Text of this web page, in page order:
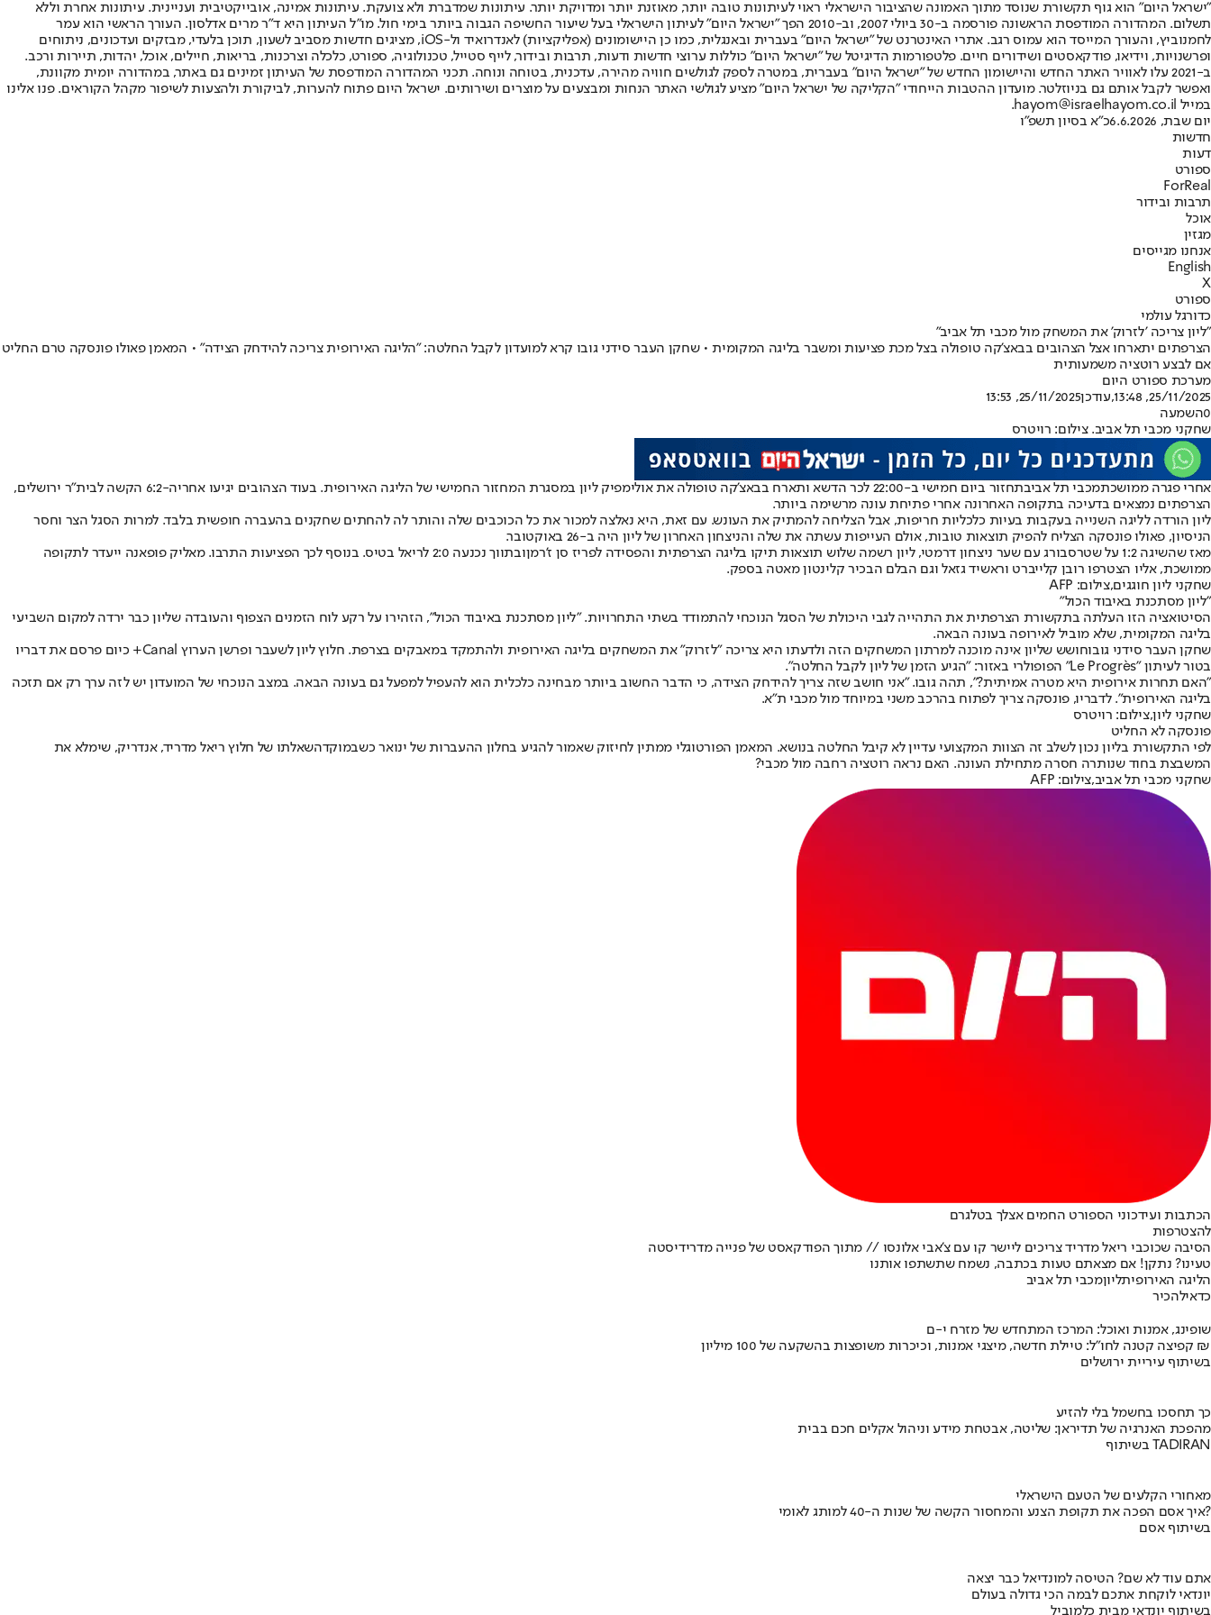
"ישראל היום" הוא גוף תקשורת שנוסד מתוך האמונה שהציבור הישראלי ראוי לעיתונות טובה יותר, מאוזנת יותר ומדויקת יותר. עיתונות שמדברת ולא צועקת. עיתונות אמינה, אובייקטיבית ועניינית. עיתונות אחרת וללא
תשלום. המהדורה המודפסת הראשונה פורסמה ב-30 ביולי 2007, וב-2010 הפך "ישראל היום" לעיתון הישראלי בעל שיעור החשיפה הגבוה ביותר בימי חול. מו"ל העיתון היא ד"ר מרים אדלסון. העורך הראשי הוא עמר
לחמנוביץ, והעורך המייסד הוא עמוס רגב. אתרי האינטרנט של "ישראל היום" בעברית ובאנגלית, כמו כן היישומונים (אפליקציות) לאנדרואיד ול-iOS, מציגים חדשות מסביב לשעון, תוכן בלעדי, מבזקים ועדכונים, ניתוחים
ופרשנויות, וידיאו, פודקאסטים ושידורים חיים. פלטפורמות הדיגיטל של "ישראל היום" כוללות ערוצי חדשות ודעות, תרבות ובידור, לייף סטייל, טכנולוגיה, ספורט, כלכלה וצרכנות, בריאות, חיילים, אוכל, יהדות, תיירות ורכב.
ב-2021 עלו לאוויר האתר החדש והיישומון החדש של "ישראל היום" בעברית, במטרה לספק לגולשים חוויה מהירה, עדכנית, בטוחה ונוחה. תכני המהדורה המודפסת של העיתון זמינים גם באתר, במהדורה יומית מקוונת,
ואפשר לקבל אותם גם בניוזלטר. מועדון ההטבות הייחודי "הקליקה של ישראל היום" מציע לגולשי האתר הנחות ומבצעים על מוצרים ושירותים. ישראל היום פתוח להערות, לביקורת ולהצעות לשיפור מקהל הקוראים. פנו אלינו
במייל hayom@israelhayom.co.il.
יום שבת, 6.6.2026
כ"א בסיון תשפ"ו
חדשות
דעות
ספורט
ForReal
תרבות ובידור
אוכל
מגזין
אנחנו מגייסים
English
X
ספורט
כדורגל עולמי
"ליון צריכה 'לזרוק' את המשחק מול מכבי תל אביב"
הצרפתים יתארחו אצל הצהובים בבאצ'קה טופולה בצל מכת פציעות ומשבר בליגה המקומית • שחקן העבר סידני גובו קרא למועדון לקבל החלטה: "הליגה האירופית צריכה להידחק הצידה" • המאמן פאולו פונסקה טרם החליט
אם לבצע רוטציה משמעותית
מערכת ספורט היום
25/11/2025, 13:48
,עודכן25/11/2025, 13:53
0השמעה
שחקני מכבי תל אביב. צילום: רויטרס
אחרי פגרה ממושכתמכבי תל אביבתחזור ביום חמישי ב-22:00 לכר הדשא ותארח בבאצ'קה טופולה את אולימפיק ליון במסגרת המחזור החמישי של הליגה האירופית. בעוד הצהובים יגיעו אחרי ה-6:2 הקשה לבית"ר ירושלים
,
הצרפתים נמצאים בדעיכה בתקופה האחרונה אחרי פתיחת עונה מרשימה ביותר.
ליון הורדה לליגה השנייה בעקבות בעיות כלכליות חריפות, אבל הצליחה להמתיק את העונש. עם זאת, היא נאלצה למכור את כל הכוכבים שלה והותר לה להחתים שחקנים בהעברה חופשית בלבד. למרות הסגל הצר וחסר
הניסיון, פאולו פונסקה הצליח להפיק תוצאות טובות, אולם העייפות עשתה את שלה והניצחון האחרון של ליון היה ב-26 באוקטובר.
מאז שהשיגה 1:2 על שטרסבורג עם שער ניצחון דרמטי, ליון רשמה שלוש תוצאות תיקו בליגה הצרפתית והפסידה ל
פריז סן ז'רמן
ובתווך נכנעה 2:0 לריאל בטיס. בנוסף לכך הפציעות התרבו. מאליק פופאנה ייעדר לתקופה
ממושכת, אליו הצטרפו רובן קלייברט וראשיד גזאל וגם הבלם הבכיר קלינטון מאטה בספק.
שחקני ליון חוגגים,צילום: AFP
"ליון מסתכנת באיבוד הכול"
הסיטואציה הזו העלתה בתקשורת הצרפתית את התהייה לגבי היכולת של הסגל הנוכחי להתמודד בשתי התחרויות. "ליון מסתכנת באיבוד הכול", הזהירו על רקע לוח הזמנים הצפוף והעובדה שליון כבר ירדה למקום השביעי
בליגה המקומית, שלא מוביל לאירופה בעונה הבאה.
שחקן העבר סידני גובו
חושש שליון אינה מוכנה למרתון המשחקים הזה ולדעתו היא צריכה "לזרוק" את המשחקים בליגה האירופית ולהתמקד במאבקים בצרפת. חלוץ ליון לשעבר ופרשן הערוץ Canal+ כיום פרסם את דבריו
בטור לעיתון "Le Progrès" הפופולרי באזור: "הגיע הזמן של ליון לקבל החלטה".
"האם תחרות אירופית היא מטרה אמיתית?", תהה גובו. "אני חושב שזה צריך להידחק הצידה, כי הדבר החשוב ביותר מבחינה כלכלית הוא להעפיל למפעל גם בעונה הבאה. במצב הנוכחי של המועדון יש לזה ערך רק אם תזכה
בליגה האירופית". לדבריו, פונסקה צריך לפתוח בהרכב משני במיוחד מול מכבי ת"א.
שחקני ליון,צילום: רויטרס
פונסקה לא החליט
לפי התקשורת בליון נכון לשלב זה הצוות המקצועי עדיין לא קיבל החלטה בנושא. המאמן הפורטוגלי ממתין לחיזוק שאמור להגיע בחלון ההעברות של ינואר כשבמוקדהשאלתו של חלוץ ריאל מדריד, אנדריק, שימלא את
המשבצת בחוד שנותרה חסרה מתחילת העונה. האם נראה רוטציה רחבה מול מכבי?
שחקני מכבי תל אביב,צילום: AFP
הכתבות ועידכוני הספורט החמים אצלך בטלגרם
להצטרפות
הסיבה שכוכבי ריאל מדריד צריכים ליישר קו עם צ'אבי אלונסו // מתוך הפודקאסט של פנייה מדרידיסטה
טעינו? נתקן! אם מצאתם טעות בכתבה, נשמח שתשתפו אותנו
הליגה האירופיתליוןמכבי תל אביב
כדאילהכיר
שופינג, אמנות ואוכל: המרכז המתחדש של מזרח י-ם
קפיצה קטנה לחו"ל: טיילת חדשה, מיצגי אמנות, וכיכרות משופצות בהשקעה של 100 מיליון ₪
בשיתוף עיריית ירושלים
כך תחסכו בחשמל בלי להזיע
מהפכת האנרגיה של תדיראן: שליטה, אבטחת מידע וניהול אקלים חכם בבית
בשיתוף TADIRAN
מאחורי הקלעים של הטעם הישראלי
איך אסם הפכה את תקופת הצנע והמחסור הקשה של שנות ה-40 למותג לאומי?
בשיתוף אסם
אתם עוד לא שם? הטיסה למונדיאל כבר יצאה
יונדאי לוקחת אתכם לבמה הכי גדולה בעולם
בשיתוף יונדאי מבית כלמוביל